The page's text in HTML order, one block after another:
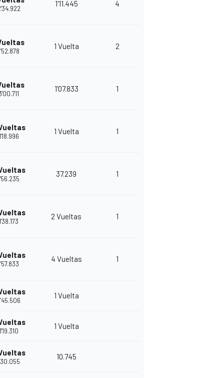
1'11.445 4
1 Vuelta 2
1'07.833 1
1 Vuelta 1
37.239 1
2 Vueltas 1
4 Vueltas 1
1 Vuelta
1 Vuelta
10.745